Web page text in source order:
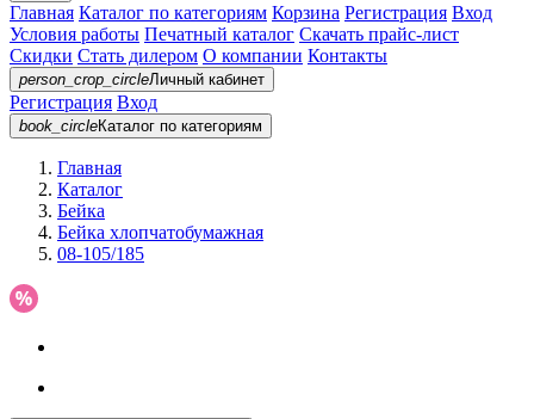
Главная Каталог по категориям Корзина Регистрация Вход
Условия работы Печатный каталог Скачать прайс-лист
Скидки Стать дилером О компании Контакты
person_crop_circleЛичный кабинет
Регистрация Вход
book_circleКаталог по категориям
Главная
Каталог
Бейка
Бейка хлопчатобумажная
08-105/185